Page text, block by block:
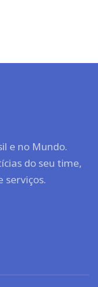
e no Mundo.
do seu time,
serviços.